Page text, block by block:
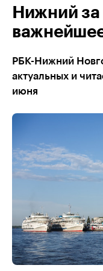
Нижний за
РБК-Нижний
актуальных и
июня